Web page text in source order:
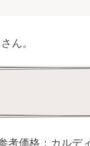
ん。
考価格：カルデ